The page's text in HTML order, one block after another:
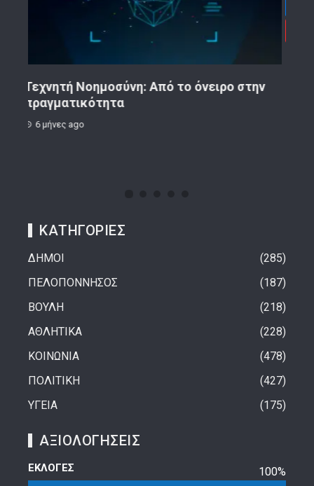
Κορινθιακό Επιχειρείν – Ανακοίνωση
9 μήνες ago
ΚΑΤΗΓΟΡΙΕΣ
ΔΗΜΟΙ
285
ΠΕΛΟΠΟΝΝΗΣΟΣ
187
ΒΟΥΛΗ
218
ΑΘΛΗΤΙΚΑ
228
ΚΟΙΝΩΝΙΑ
478
ΠΟΛΙΤΙΚΗ
427
ΥΓΕΙΑ
175
ΑΞΙΟΛΟΓΗΣΕΙΣ
ΕΚΛΟΓΕΣ 100%